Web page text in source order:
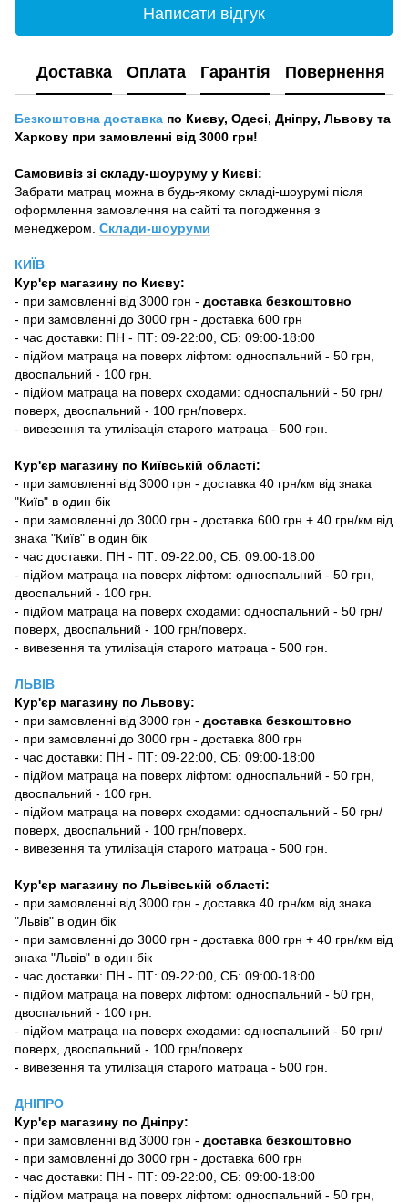
Написати відгук
Доставка Оплата Гарантія Повернення
Безкоштовна доставка по Києву, Одесі, Дніпру, Львову та
Харкову при замовленні від 3000 грн!
Самовивіз зі складу-шоуруму у Києві:
Забрати матрац можна в будь-якому складі-шоурумі після
оформлення замовлення на сайті та погодження з
менеджером. Склади-шоуруми
КИЇВ
Кур'єр магазину по Києву:
- при замовленні від 3000 грн - доставка безкоштовно
- при замовленні до 3000 грн - доставка 600 грн
- час доставки: ПН - ПТ: 09-22:00, СБ: 09:00-18:00
- підйом матраца на поверх ліфтом: односпальний - 50 грн,
двоспальний - 100 грн.
- підйом матраца на поверх сходами: односпальний - 50 грн/
поверх, двоспальний - 100 грн/поверх.
- вивезення та утилізація старого матраца - 500 грн.
Кур'єр магазину по Київській області:
- при замовленні від 3000 грн - доставка 40 грн/км від знака
"Київ" в один бік
- при замовленні до 3000 грн - доставка 600 грн + 40 грн/км від
знака "Київ" в один бік
- час доставки: ПН - ПТ: 09-22:00, СБ: 09:00-18:00
- підйом матраца на поверх ліфтом: односпальний - 50 грн,
двоспальний - 100 грн.
- підйом матраца на поверх сходами: односпальний - 50 грн/
поверх, двоспальний - 100 грн/поверх.
- вивезення та утилізація старого матраца - 500 грн.
ЛЬВІВ
Кур'єр магазину по Львову:
- при замовленні від 3000 грн - доставка безкоштовно
- при замовленні до 3000 грн - доставка 800 грн
- час доставки: ПН - ПТ: 09-22:00, СБ: 09:00-18:00
- підйом матраца на поверх ліфтом: односпальний - 50 грн,
двоспальний - 100 грн.
- підйом матраца на поверх сходами: односпальний - 50 грн/
поверх, двоспальний - 100 грн/поверх.
- вивезення та утилізація старого матраца - 500 грн.
Кур'єр магазину по Львівській області:
- при замовленні від 3000 грн - доставка 40 грн/км від знака
"Львів" в один бік
- при замовленні до 3000 грн - доставка 800 грн + 40 грн/км від
знака "Львів" в один бік
- час доставки: ПН - ПТ: 09-22:00, СБ: 09:00-18:00
- підйом матраца на поверх ліфтом: односпальний - 50 грн,
двоспальний - 100 грн.
- підйом матраца на поверх сходами: односпальний - 50 грн/
поверх, двоспальний - 100 грн/поверх.
- вивезення та утилізація старого матраца - 500 грн.
ДНІПРО
Кур'єр магазину по Дніпру:
- при замовленні від 3000 грн - доставка безкоштовно
- при замовленні до 3000 грн - доставка 600 грн
- час доставки: ПН - ПТ: 09-22:00, СБ: 09:00-18:00
- підйом матраца на поверх ліфтом: односпальний - 50 грн,